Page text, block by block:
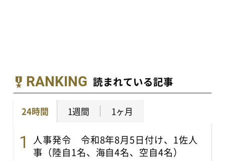
RANKING 読まれている記事
24時間 1週間 1ヶ月
人事発令 令和8年8月5日付け、1佐人
事（陸自1名、海自4名、空自4名）